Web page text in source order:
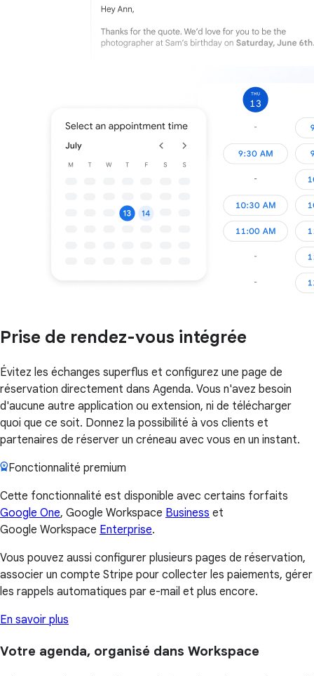
Prise de rendez-vous intégrée
Évitez les échanges superflus et configurez une page de
réservation directement dans Agenda. Vous n'avez besoin
d'aucune autre application ou extension, ni de télécharger
quoi que ce soit. Donnez la possibilité à vos clients et
partenaires de réserver un créneau avec vous en un instant.
Fonctionnalité premium
Cette fonctionnalité est disponible avec certains forfaits
Google One, Google Workspace Business et
Google Workspace Enterprise.
Vous pouvez aussi configurer plusieurs pages de réservation,
associer un compte Stripe pour collecter les paiements, gérer
les rappels automatiques par e-mail et plus encore.
En savoir plus
Votre agenda, organisé dans Workspace